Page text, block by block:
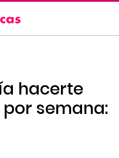
hacerte
por semana: